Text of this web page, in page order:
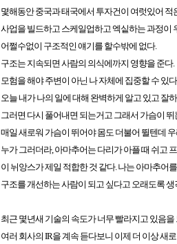
몇해동안 중국과 태국에서 투자건이 여럿있어 적
사업을 빌드하고 스케일업하고 엑싵하는 과정이
어쩔수없이 구조적인 얘기를 할수밖에 없다.
구조는 지속되면 사람의 의식에까지 영향을 준다.
모험을 해야 주변이 아닌 나 자체에 집중할 수 있
오늘 내가 나의 일에 대해 완벽하게 알고 있고 잘
그러면 다시 풀어내면 되는거고 그래서 가슴이 뛰
매일 새로워 가슴이 뛰어야 몸도 더불어 뛸텐데
누가 그러더라, 아마추어는 다리가 아플 때 쉬고
이 뉘앙스가 제일 적합한 것 같다. 나는 아마추어
구조를 개선하는 사람이 되고 싶다고 오래도록
최근 몇년새 기술의 속도가 너무 빨라지고 있음
여러 회사의 IR을 계속 듣다보니 이제 더 이상 새